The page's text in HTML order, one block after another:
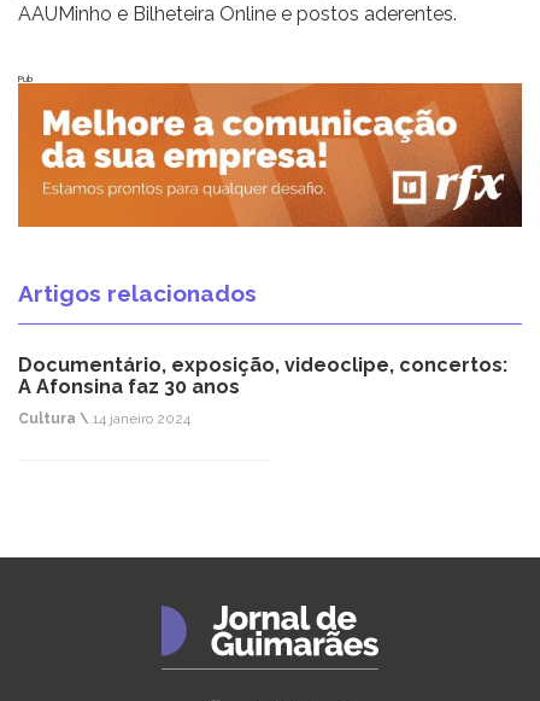
AAUMinho e Bilheteira Online e postos aderentes.
Pub
Artigos relacionados
Documentário, exposição, videoclipe, concertos:
A Afonsina faz 30 anos
Cultura \ 14 janeiro 2024